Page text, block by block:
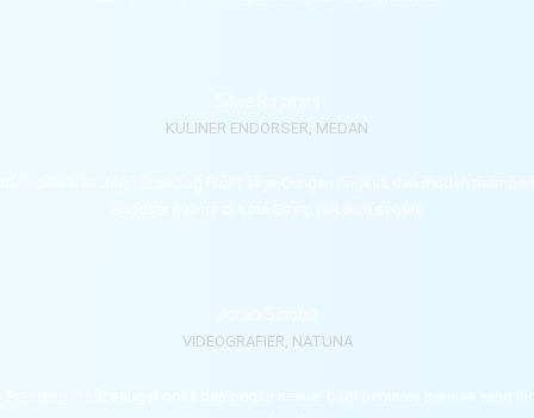
KULINER ENDORSER, MEDAN
panduan Jago Branding Profit saya dengan ringkas dan mudah
VIDEOGRAFIER, NATUNA
Branding Profit sangat gokil dan begitu sesuai bagi pebisnis pemula yang